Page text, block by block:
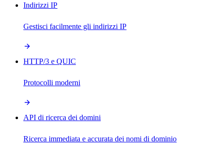
Indirizzi IP
Gestisci facilmente gli indirizzi IP
HTTP/3 e QUIC
Protocolli moderni
API di ricerca dei domini
Ricerca immediata e accurata dei nomi di dominio